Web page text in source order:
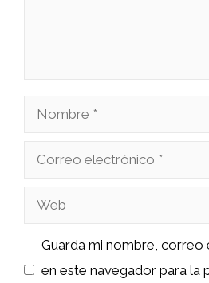
Nombre
Correo
Web
Guarda mi nombre,
en este navegador para la